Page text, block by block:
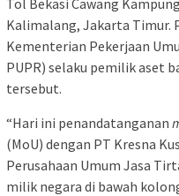
Kalimalang, Jakarta Timur.
Kementerian Pekerjaan
PUPR) selaku pemilik aset
tersebut.
“Hari ini penandatanganan
(MoU) dengan PT Kresna
Perusahaan Umum Jasa
milik negara di bawah